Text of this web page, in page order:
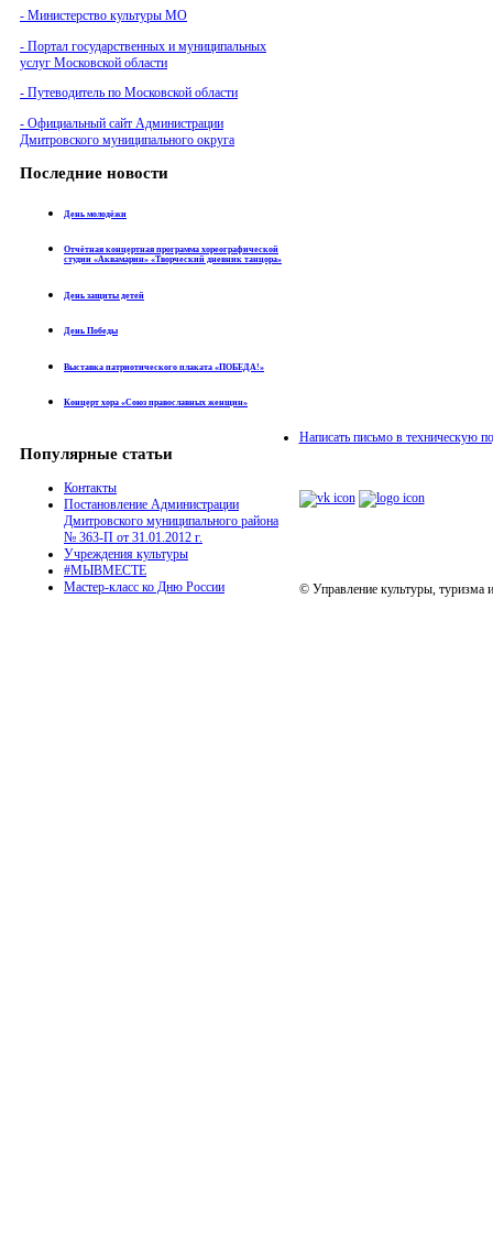
- Министерство культуры МО
- Портал государственных и муниципальных
услуг Московской области
- Путеводитель по Московской области
- Официальный сайт Администрации
Дмитровского муниципального округа
Последние новости
День молодёжи
Отчётная концертная программа хореографической
студии «Аквамарин» «Творческий дневник танцора»
День защиты детей
День Победы
Выставка патриотического плаката «ПОБЕДА!»
Концерт хора «Союз православных женщин»
Популярные статьи
Контакты
Постановление Администрации
Дмитровского муниципального района
№ 363-П от 31.01.2012 г.
Учреждения культуры
#МЫВМЕСТЕ
Мастер-класс ко Дню России
Написать письмо в техническую
© Управление культуры, туризма